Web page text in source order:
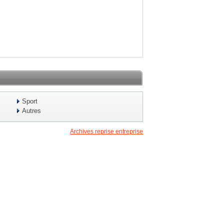
Sport
Autres
Archives reprise entreprise